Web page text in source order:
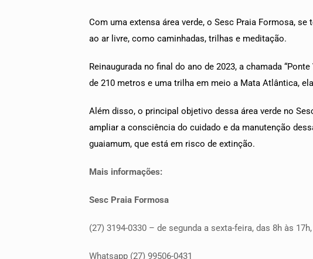
Com uma extensa área verde, o Sesc Praia Formosa,
ao ar livre, como caminhadas, trilhas e meditação.
Reinaugurada no final do ano de 2023, a chamada
de 210 metros e uma trilha em meio a Mata Atlântica,
Além disso, o principal objetivo dessa área verde no
ampliar a consciência do cuidado e da manutenção
guaiamum, que está em risco de extinção.
Mais informações:
Sesc Praia Formosa
(27) 3194-0330 – de segunda a sexta-feira, das 8h às
Whatsapp (27) 99506-0431